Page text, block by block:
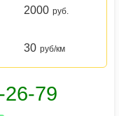
2000 руб.
30 руб/км